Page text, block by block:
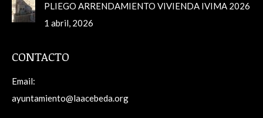
PLIEGO ARRENDAMIENTO VIVIENDA IVIMA 2026
1 abril, 2026
CONTACTO
Email:
ayuntamiento@laacebeda.org